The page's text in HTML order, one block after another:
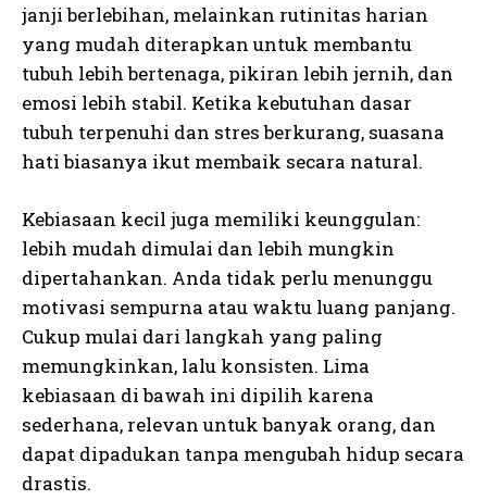
janji berlebihan, melainkan rutinitas harian
yang mudah diterapkan untuk membantu
tubuh lebih bertenaga, pikiran lebih jernih, dan
emosi lebih stabil. Ketika kebutuhan dasar
tubuh terpenuhi dan stres berkurang, suasana
hati biasanya ikut membaik secara natural.
Kebiasaan kecil juga memiliki keunggulan:
lebih mudah dimulai dan lebih mungkin
dipertahankan. Anda tidak perlu menunggu
motivasi sempurna atau waktu luang panjang.
Cukup mulai dari langkah yang paling
memungkinkan, lalu konsisten. Lima
kebiasaan di bawah ini dipilih karena
sederhana, relevan untuk banyak orang, dan
dapat dipadukan tanpa mengubah hidup secara
drastis.